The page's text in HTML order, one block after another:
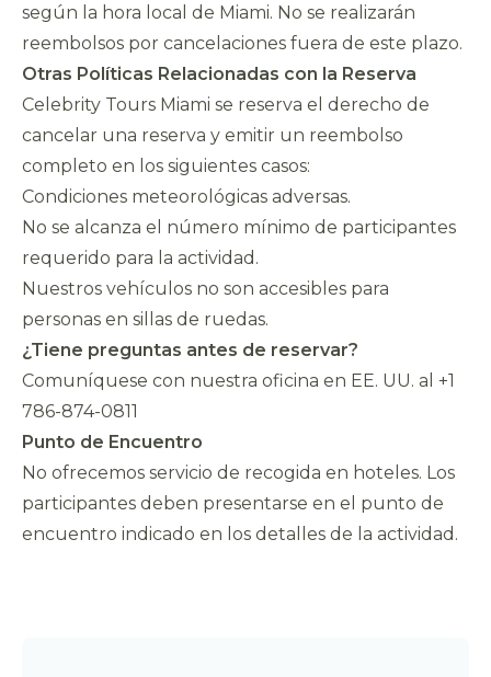
según la hora local de Miami. No se realizarán
reembolsos por cancelaciones fuera de este plazo.
Otras Políticas Relacionadas con la Reserva
Celebrity Tours Miami se reserva el derecho de
cancelar una reserva y emitir un reembolso
completo en los siguientes casos:
Condiciones meteorológicas adversas.
No se alcanza el número mínimo de participantes
requerido para la actividad.
Nuestros vehículos no son accesibles para
personas en sillas de ruedas.
¿Tiene preguntas antes de reservar?
Comuníquese con nuestra oficina en EE. UU. al +1
786-874-0811
Punto de Encuentro
No ofrecemos servicio de recogida en hoteles. Los
participantes deben presentarse en el punto de
encuentro indicado en los detalles de la actividad.